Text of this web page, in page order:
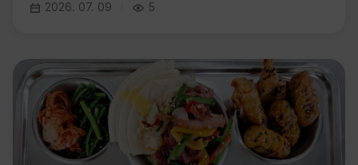
2026. 07. 09 5